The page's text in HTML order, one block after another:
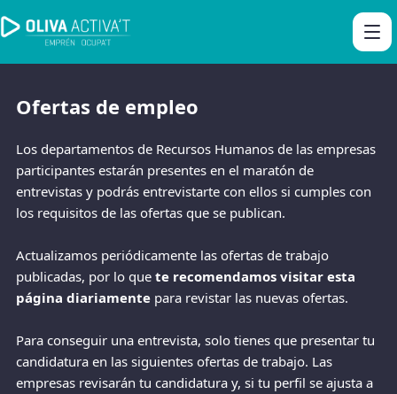
Ofertas de empleo
Los departamentos de Recursos Humanos de las empresas
participantes estarán presentes en el maratón de
entrevistas y podrás entrevistarte con ellos si cumples con
los requisitos de las ofertas que se publican.
Actualizamos periódicamente las ofertas de trabajo
publicadas, por lo que te recomendamos visitar esta
página diariamente para revistar las nuevas ofertas.
Para conseguir una entrevista, solo tienes que presentar tu
candidatura en las siguientes ofertas de trabajo. Las
empresas revisarán tu candidatura y, si tu perfil se ajusta a